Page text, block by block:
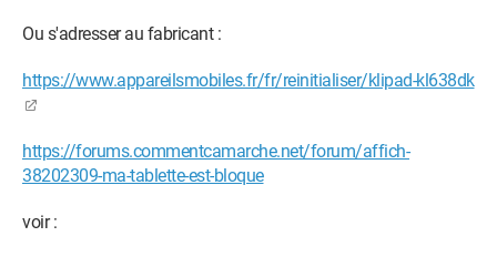
Ou s'adresser au fabricant :
https://www.appareilsmobiles.fr/fr/reinitialiser/klipad-kl638dk
https://forums.commentcamarche.net/forum/affich-
38202309-ma-tablette-est-bloque
voir :